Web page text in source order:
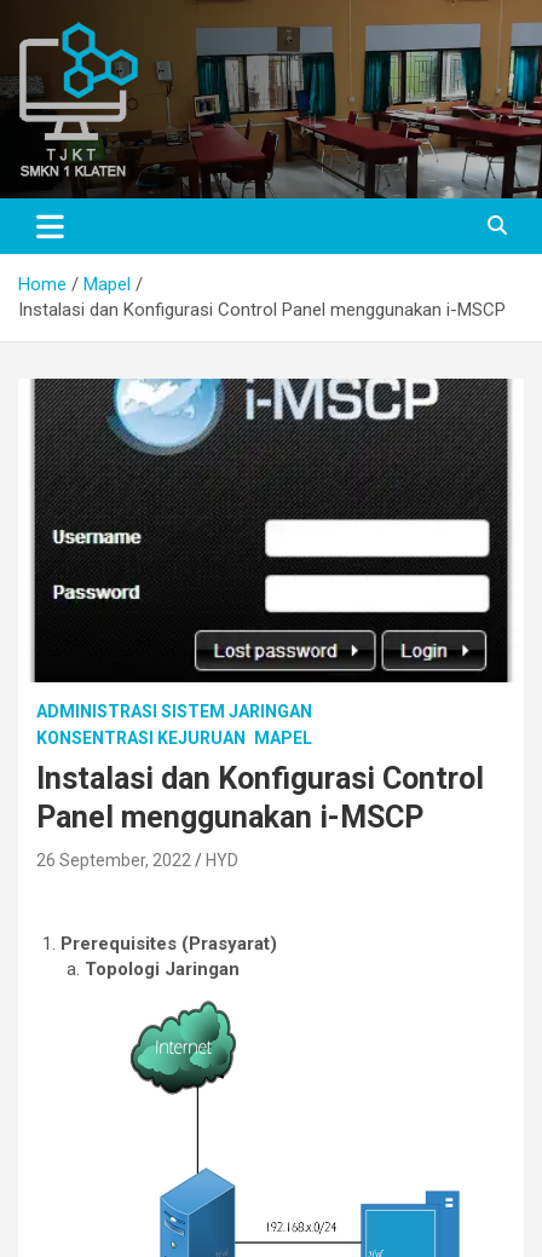
TJKT SMKN 1 KLATEN
TJKT SMKN 1 KLATEN
Home
Mapel
Instalasi dan Konfigurasi Control Panel menggunakan i-MSCP
ADMINISTRASI SISTEM JARINGAN
KONSENTRASI KEJURUAN
MAPEL
Instalasi dan Konfigurasi Control
Panel menggunakan i-MSCP
26 September, 2022 HYD
Prerequisites (Prasyarat)
Topologi Jaringan